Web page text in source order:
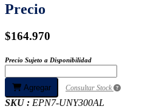
Precio
$164.970
Precio Sujeto a Disponibilidad
Agregar Consultar Stock
SKU : EPN7-UNY300AL